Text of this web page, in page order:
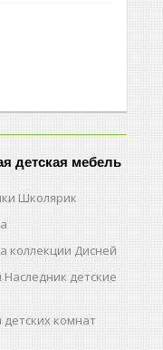
детская мебель
Школярик
коллекции Дисней
Наследник детские
комнат